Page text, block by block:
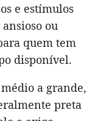
e estímulos
ou
quem tem
disponível.
a grande,
preta